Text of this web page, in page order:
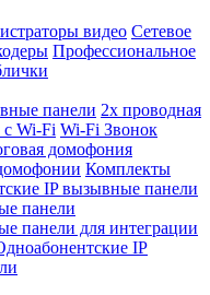
видео Сетевое
Профессиональное
панели 2х проводная
Wi-Fi Wi-Fi Звонок
домофония
Комплекты
IP вызывные панели
панели
панели для интеграции
IP